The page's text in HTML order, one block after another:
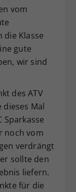
vom
die Klasse
gute
wir sind
des ATV
Mal
Sparkasse
noch vom
verdrängt
sollte den
liefern.
für die